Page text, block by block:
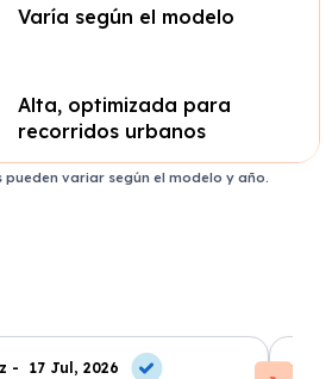
Varía según el modelo
Alta, optimizada para
recorridos urbanos
pueden variar según el modelo y año.
- 17 Jul, 2026